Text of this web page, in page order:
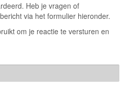
Heb je vragen of
via het formulier hieronder.
om je reactie te versturen en